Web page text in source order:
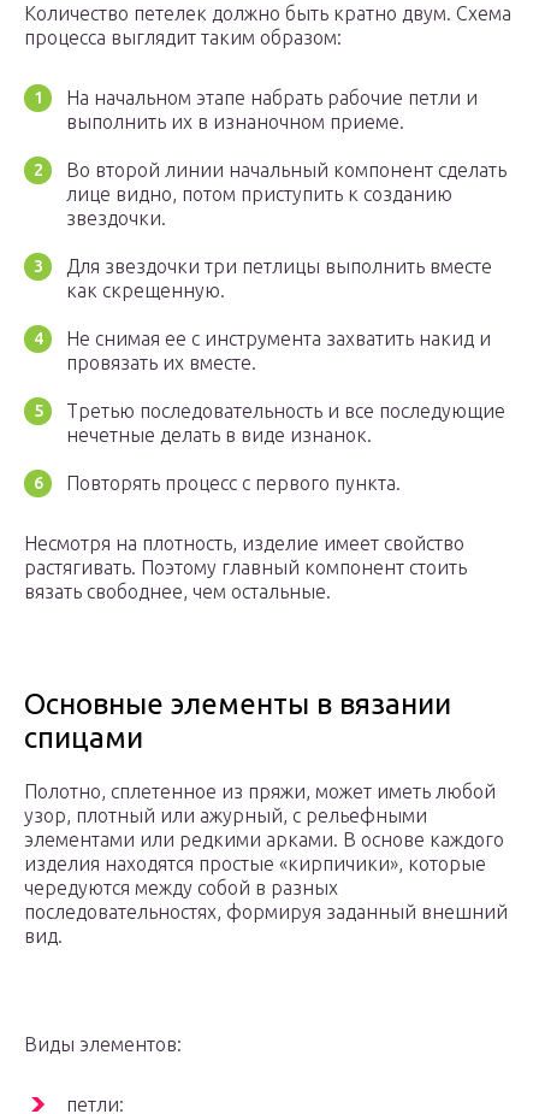
Количество петелек должно быть кратно двум. Схема
процесса выглядит таким образом:
На начальном этапе набрать рабочие петли и
выполнить их в изнаночном приеме.
Во второй линии начальный компонент сделать
лице видно, потом приступить к созданию
звездочки.
Для звездочки три петлицы выполнить вместе
как скрещенную.
Не снимая ее с инструмента захватить накид и
провязать их вместе.
Третью последовательность и все последующие
нечетные делать в виде изнанок.
Повторять процесс с первого пункта.
Несмотря на плотность, изделие имеет свойство
растягивать. Поэтому главный компонент стоить
вязать свободнее, чем остальные.
Основные элементы в вязании
спицами
Полотно, сплетенное из пряжи, может иметь любой
узор, плотный или ажурный, с рельефными
элементами или редкими арками. В основе каждого
изделия находятся простые «кирпичики», которые
чередуются между собой в разных
последовательностях, формируя заданный внешний
вид.
Виды элементов:
петли: